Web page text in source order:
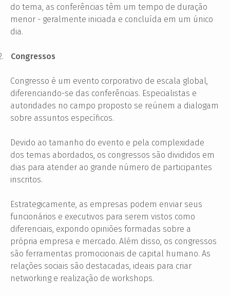
do tema, as conferências têm um tempo de duração
menor - geralmente iniciada e concluída em um único
dia.
Congressos
Congresso é um evento corporativo de escala global,
diferenciando-se das conferências. Especialistas e
autoridades no campo proposto se reúnem a dialogam
sobre assuntos específicos.
Devido ao tamanho do evento e pela complexidade
dos temas abordados, os congressos são divididos em
dias para atender ao grande número de participantes
inscritos.
Estrategicamente, as empresas podem enviar seus
funcionários e executivos para serem vistos como
diferenciais, expondo opiniões formadas sobre a
própria empresa e mercado. Além disso, os congressos
são ferramentas promocionais de capital humano. As
relações sociais são destacadas, ideais para criar
networking e realização de workshops.